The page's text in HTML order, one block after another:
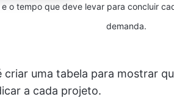
o tempo que deve levar para concluir
demanda.
criar uma tabela para mostrar
a cada projeto.